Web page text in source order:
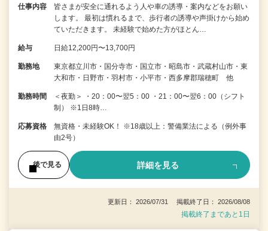
仕事内容
皆さまが安全に通れるよう人や車の誘導・案内などをお願い
します。 最初は慣れるまで、歩行者の誘導や声掛けから始め
ていただきます。 未経験で始めた方がほとん…
給与 日給12,200円〜13,700円
勤務地
東京都立川市・国分寺市・国立市・昭島市・武蔵村山市・東
大和市・日野市・羽村市・小平市・西多摩郡瑞穂町 他
勤務時間
＜夜勤＞ ・20：00〜翌5：00 ・21：00〜翌6：00（シフト
制） ※1日8時…
応募資格
無資格・未経験OK！ ※18歳以上：警備業法による（例外事
由2号）
後で見る 詳細を見る
更新日： 2026/07/31 掲載終了日： 2026/08/08
掲載終了まであと1日